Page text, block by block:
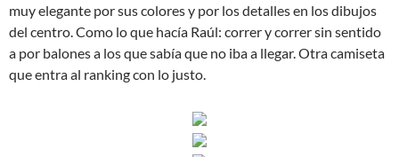
muy elegante por sus colores y por los detalles en los dibujos
del centro. Como lo que hacía Raúl: correr y correr sin sentido
a por balones a los que sabía que no iba a llegar. Otra camiseta
que entra al ranking con lo justo.